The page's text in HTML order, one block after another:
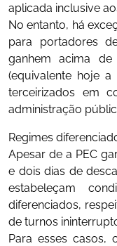
aplicada inclusive
No entanto, há
para portadores
ganhem acima
(equivalente hoje a
terceirizados em
administração
Regimes
Apesar de a PEC
e dois dias de
estabeleçam
diferenciados,
de turnos
Para esses casos,